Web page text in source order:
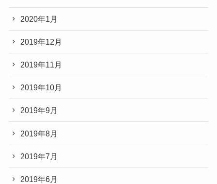
2020年1月
2019年12月
2019年11月
2019年10月
2019年9月
2019年8月
2019年7月
2019年6月